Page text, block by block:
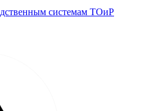
системам ТОиР